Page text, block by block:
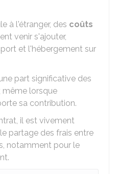
à l'étranger, des coûts
venir s'ajouter,
et l'hébergement sur
part significative des
même lorsque
sa contribution.
il est vivement
partage des frais entre
notamment pour le